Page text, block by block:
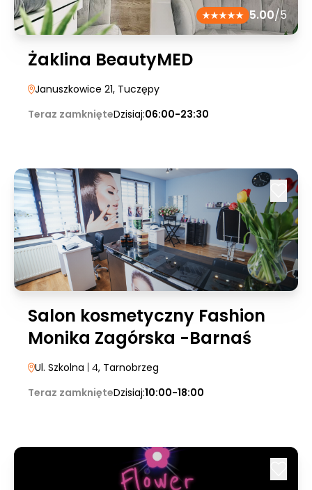
5.00/5
Żaklina BeautyMED
Januszkowice 21, Tuczępy
Teraz zamknięteDzisiaj:06:00-23:30
Salon kosmetyczny Fashion
Monika Zagórska -Barnaś
Ul. Szkolna | 4, Tarnobrzeg
Teraz zamknięteDzisiaj:10:00-18:00